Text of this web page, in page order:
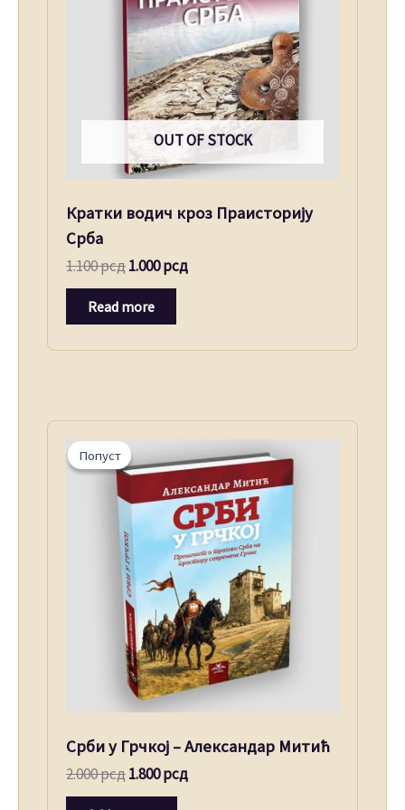
OUT OF STOCK
Кратки водич кроз Праисторију
Срба
1.100рсд1.000рсд
Read more
Попуст
Попуст
Срби у Грчкој – Александар Митић
2.000рсд
price
was:
2.000 рсд.
1.800рсд
price
is:
1.800 рсд.